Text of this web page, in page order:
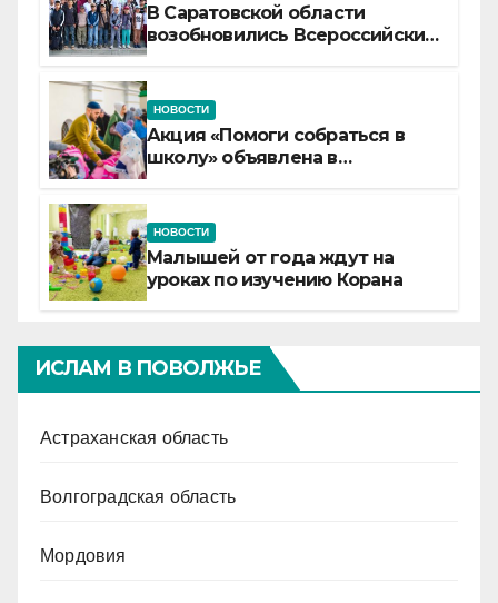
В Саратовской области
возобновились Всероссийские
НОВОСТИ
Акция «Помоги собраться в
школу» объявлена в
НОВОСТИ
Малышей от года ждут на
уроках по изучению Корана
ИСЛАМ В ПОВОЛЖЬЕ
Астраханская область
Волгоградская область
Мордовия